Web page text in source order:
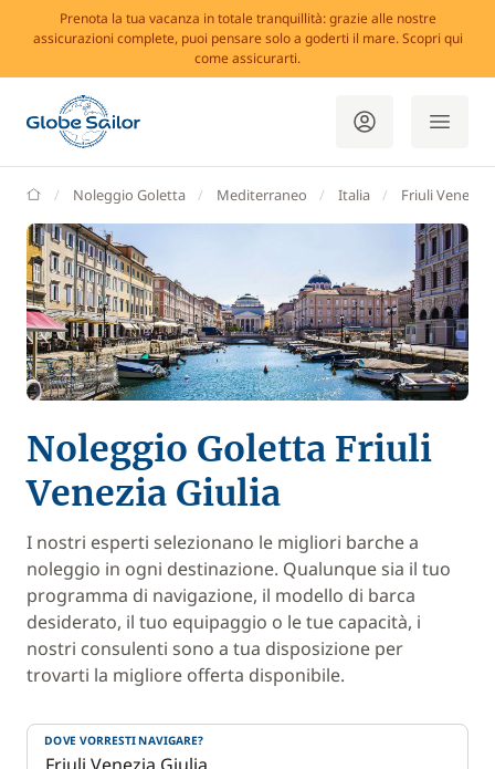
Prenota la tua vacanza in totale tranquillità: grazie alle nostre
assicurazioni complete, puoi pensare solo a goderti il mare. Scopri qui
come assicurarti.
GlobeSailor
Noleggio Goletta Mediterraneo Italia Friuli Venezia
Noleggio Goletta Friuli
Venezia Giulia
I nostri esperti selezionano le migliori barche a
noleggio in ogni destinazione. Qualunque sia il tuo
programma di navigazione, il modello di barca
desiderato, il tuo equipaggio o le tue capacità, i
nostri consulenti sono a tua disposizione per
trovarti la migliore offerta disponibile.
DOVE VORRESTI NAVIGARE?